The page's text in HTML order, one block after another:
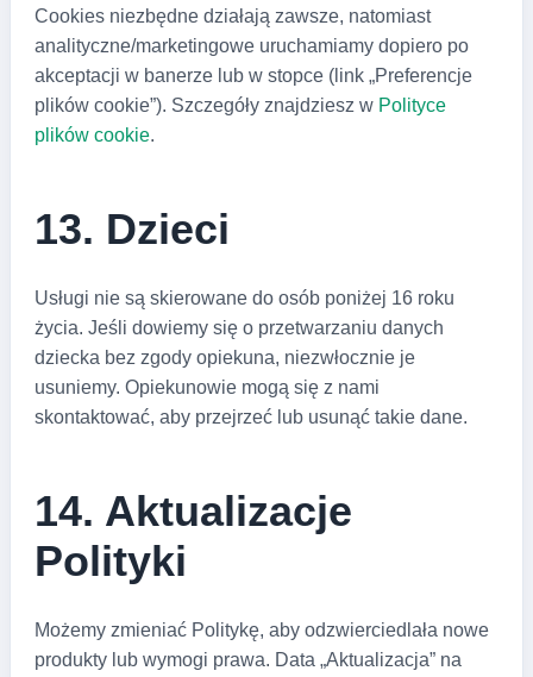
Cookies niezbędne działają zawsze, natomiast
analityczne/marketingowe uruchamiamy dopiero po
akceptacji w banerze lub w stopce (link „Preferencje
plików cookie”). Szczegóły znajdziesz w Polityce
plików cookie.
13. Dzieci
Usługi nie są skierowane do osób poniżej 16 roku
życia. Jeśli dowiemy się o przetwarzaniu danych
dziecka bez zgody opiekuna, niezwłocznie je
usuniemy. Opiekunowie mogą się z nami
skontaktować, aby przejrzeć lub usunąć takie dane.
14. Aktualizacje
Polityki
Możemy zmieniać Politykę, aby odzwierciedlała nowe
produkty lub wymogi prawa. Data „Aktualizacja” na